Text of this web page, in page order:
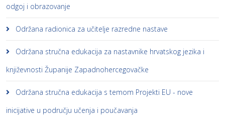
odgoj i obrazovanje
Održana radionica za učitelje razredne nastave
Održana stručna edukacija za nastavnike hrvatskog jezika i
književnosti Županije Zapadnohercegovačke
Održana stručna edukacija s temom Projekti EU - nove
inicijative u području učenja i poučavanja